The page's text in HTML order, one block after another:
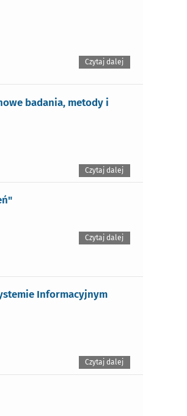
Czytaj dalej
badania, metody i
Czytaj dalej
Czytaj dalej
Informacyjnym
Czytaj dalej